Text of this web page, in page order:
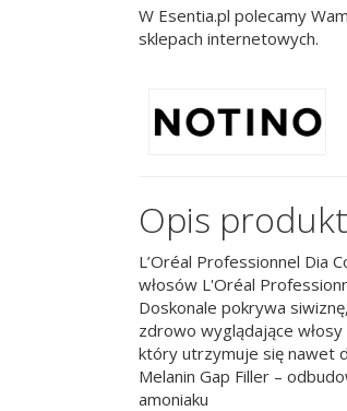
W Esentia.pl polecamy
sklepach internetowych.
Opis
L’Oréal Professionnel Dia
włosów L'Oréal
Doskonale pokrywa
zdrowo wyglądające
który utrzymuje się nawet
Melanin Gap Filler –
amoniaku